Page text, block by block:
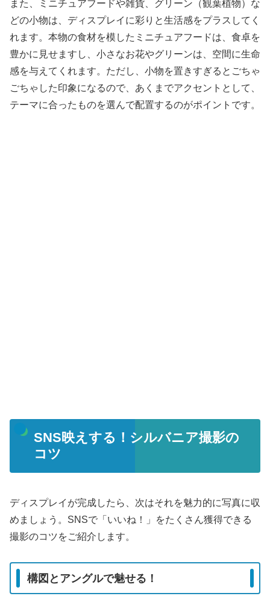
また、ミニチュアフードや雑貨、グリーン（観葉植物）な
どの小物は、ディスプレイに彩りと生活感をプラスしてく
れます。本物の食材を模したミニチュアフードは、食卓を
豊かに見せますし、小さなお花やグリーンは、空間に生命
感を与えてくれます。ただし、小物を置きすぎるとごちゃ
ごちゃした印象になるので、あくまでアクセントとして、
テーマに合ったものを選んで配置するのがポイントです。
SNS映えする！シルバニア撮影の
コツ
ディスプレイが完成したら、次はそれを魅力的に写真に収
めましょう。SNSで「いいね！」をたくさん獲得できる
撮影のコツをご紹介します。
構図とアングルで魅せる！